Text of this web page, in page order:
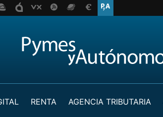
RENTA AGENCIA TRIBUTARIA